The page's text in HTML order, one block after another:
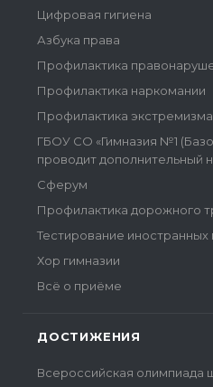
Цифровая гигиена
Азбука права
Профилактика
Профилактика наркомании
Профилактика экстремизма
ГБОУ СО «Гимназия №1
проводит дополнительный
Сферум
Профилактика дорожного
Тестирование иностранных
Хор гимназии
Всё о приёме
ДОСТИЖЕНИЯ
Всероссийская олимпиада